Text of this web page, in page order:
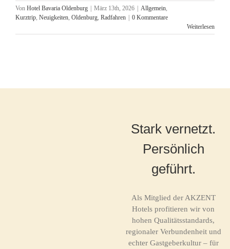
Von Hotel Bavaria Oldenburg März 13th, 2026 Allgemein,
Kurztrip, Neuigkeiten, Oldenburg, Radfahren
0 Kommentare
Weiterlesen
Stark vernetzt.
Persönlich
geführt.
Als Mitglied der AKZENT
Hotels profitieren wir von
hohen Qualitätsstandards,
regionaler Verbundenheit und
echter Gastgeberkultur – für